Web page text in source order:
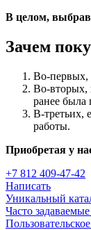
В целом, выбрав
Зачем
Во-первых,
Во-вторых,
ранее была
В-третьих,
работы.
Приобретая у
+7 812 409-47-42
Написать
Уникальный
Часто